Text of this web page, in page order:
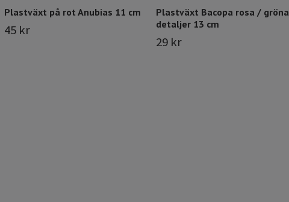
Plastväxt på rot Anubias 11 cm
45 kr
Plastväxt Bacopa rosa / gröna
detaljer 13 cm
29 kr